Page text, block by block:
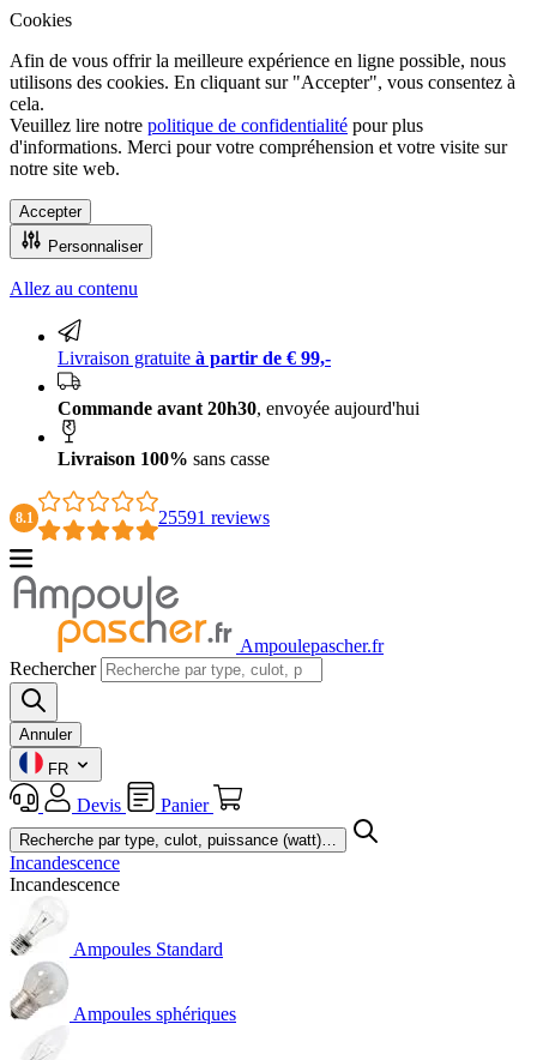
Cookies
Afin de vous offrir la meilleure expérience en ligne possible, nous
utilisons des cookies. En cliquant sur "Accepter", vous consentez à
cela.
Veuillez lire notre politique de confidentialité pour plus
d'informations. Merci pour votre compréhension et votre visite sur
notre site web.
Accepter
Personnaliser
Livraison 100% sans casse
Allez au contenu
Livraison gratuite à partir de € 99,-
Commande avant 20h30, envoyée aujourd'hui
Livraison 100% sans casse
8.1 25591 reviews
Ampoulepascher.fr
Rechercher
Annuler
FR
Devis Panier
Incandescence
Incandescence
Ampoules Standard
Ampoules sphériques